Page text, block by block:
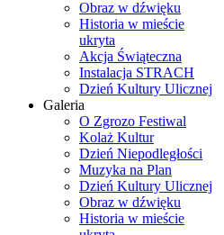
Obraz w dźwięku
Historia w mieście
ukryta
Akcja Świąteczna
Instalacja STRACH
Dzień Kultury Ulicznej
Galeria
O Zgrozo Festiwal
Kolaż Kultur
Dzień Niepodległości
Muzyka na Plan
Dzień Kultury Ulicznej
Obraz w dźwięku
Historia w mieście